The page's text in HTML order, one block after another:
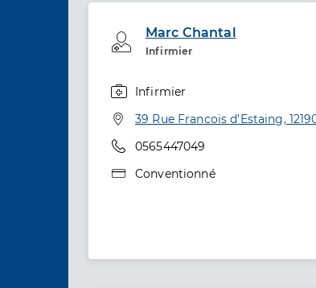
Marc Chantal
Infirmier
Professionel de
Infirmier
Adresse
39 Rue Francois d’Estaing,
Téléphone
0565447049
Type de convention
Conventionné